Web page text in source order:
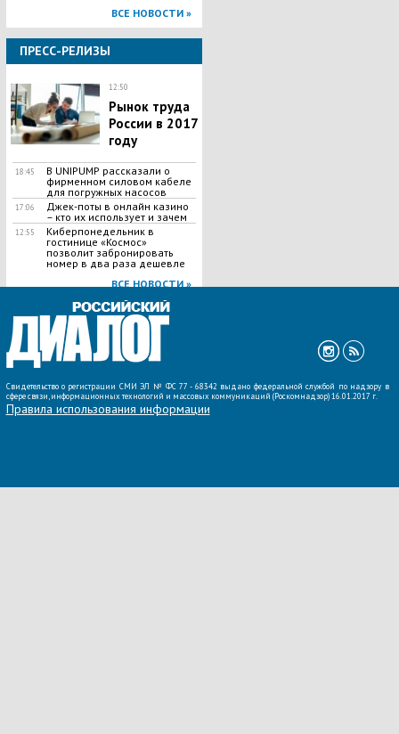
ВСЕ НОВОСТИ »
ПРЕСС-РЕЛИЗЫ
12:50
Рынок труда
России в 2017
году
18:45
В UNIPUMP рассказали о
фирменном силовом кабеле
для погружных насосов
17:06
Джек-поты в онлайн казино
– кто их использует и зачем
12:55
Киберпонедельник в
гостинице «Космос»
позволит забронировать
номер в два раза дешевле
ВСЕ НОВОСТИ »
Свидетельство о регистрации СМИ ЭЛ № ФС 77 - 68342 выдано федеральной службой по надзору в
сфере связи, информационных технологий и массовых коммуникаций (Роскомнадзор) 16.01.2017 г.
Правила использования информации